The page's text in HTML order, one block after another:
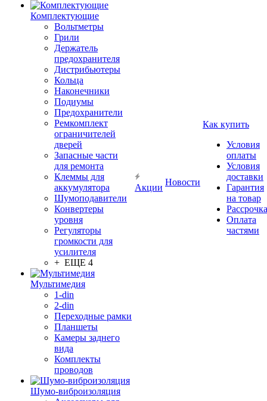
Комплектующие
Вольтметры
Грили
Держатель
предохранителя
Дистрибьютеры
Кольца
Наконечники
Подиумы
Предохранители
Ремкомплект
ограничителей
дверей
Запасные части
для ремонта
Клеммы для
аккумулятора
Шумоподавители
Конвертеры
уровня
Регуляторы
громкости для
усилителя
+ ЕЩЕ 4
Мультимедия
1-din
2-din
Переходные рамки
Планшеты
Камеры заднего
вида
Комплекты
проводов
Шумо-виброизоляция
Акции
Новости
Как купить
Условия
оплаты
Условия
доставки
Гарантия
на товар
Рассрочка
Оплата
частями